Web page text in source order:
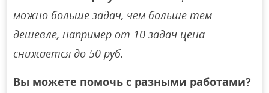
можно больше задач, чем больше тем
дешевле, например от 10 задач цена
снижается до 50 руб.
Вы можете помочь с разными работами?